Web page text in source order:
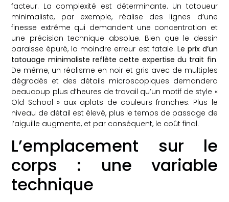
facteur. La complexité est déterminante. Un tatoueur
minimaliste, par exemple, réalise des lignes d’une
finesse extrême qui demandent une concentration et
une précision technique absolue. Bien que le dessin
paraisse épuré, la moindre erreur est fatale. Le prix d’un
tatouage minimaliste reflète cette expertise du trait fin.
De même, un réalisme en noir et gris avec de multiples
dégradés et des détails microscopiques demandera
beaucoup plus d’heures de travail qu’un motif de style «
Old School » aux aplats de couleurs franches. Plus le
niveau de détail est élevé, plus le temps de passage de
l’aiguille augmente, et par conséquent, le coût final.
L’emplacement sur le
corps : une variable
technique